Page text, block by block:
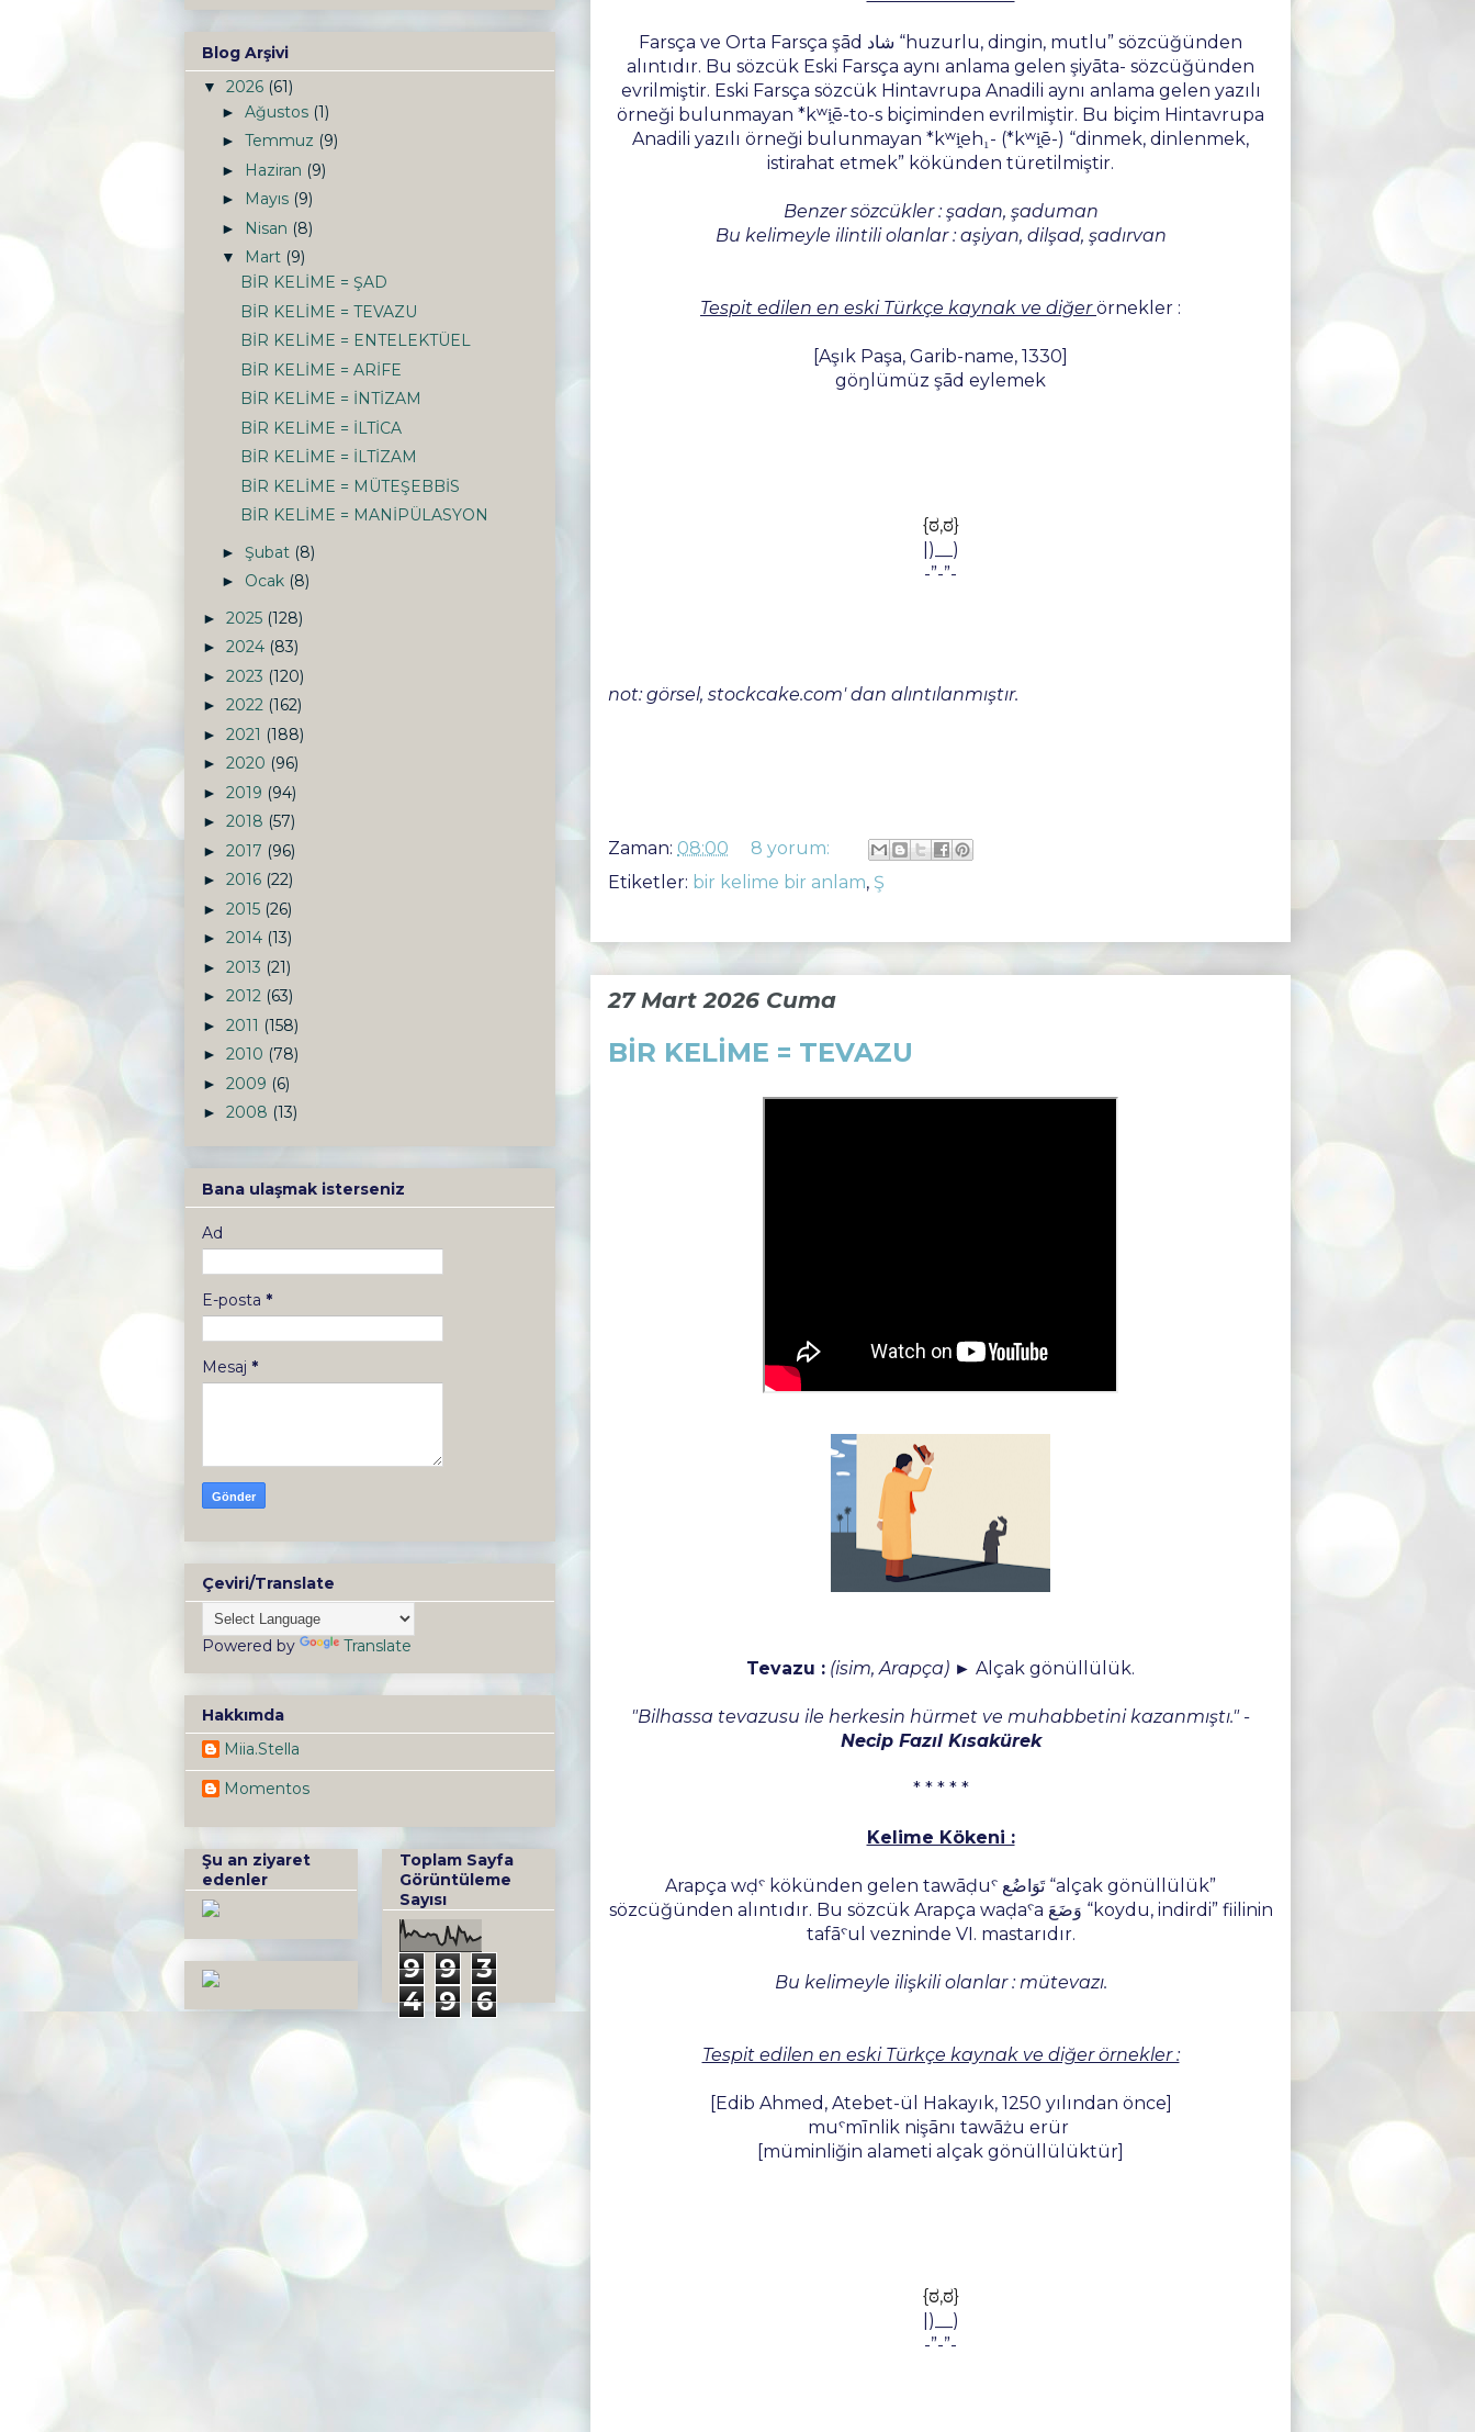
Farsça ve Orta Farsça şād شاد “huzurlu, dingin, mutlu” sözcüğünden
alıntıdır. Bu sözcük Eski Farsça aynı anlama gelen şiyāta- sözcüğünden
evrilmiştir. Eski Farsça sözcük Hintavrupa Anadili aynı anlama gelen yazılı
örneği bulunmayan *kʷi̯ē-to-s biçiminden evrilmiştir. Bu biçim Hintavrupa
Anadili yazılı örneği bulunmayan *kʷi̯eh₁- (*kʷi̯ē-) “dinmek, dinlenmek,
istirahat etmek” kökünden türetilmiştir.
Benzer sözcükler : şadan, şaduman
Bu kelimeyle ilintili olanlar : aşiyan, dilşad, şadırvan
Tespit edilen en eski Türkçe kaynak ve diğerörnekler :
[Aşık Paşa, Garib-name, 1330]
göŋlümüz şād eylemek
{ಠ,ಠ}
|)__)
-”-”-
not: görsel, stockcake.com' dan alıntılanmıştır.
Zaman: 08:00
8 yorum:
Etiketler: bir kelime bir anlam, Ş
27 Mart 2026 Cuma
BİR KELİME = TEVAZU
Tevazu : (isim, Arapça) ► Alçak gönüllülük.
"Bilhassa tevazusu ile herkesin hürmet ve muhabbetini kazanmıştı." -
Necip Fazıl Kısakürek
* * * * *
Kelime Kökeni :
Arapça wḍˁ kökünden gelen tawāḍuˁ تَوَاضُع “alçak gönüllülük”
sözcüğünden alıntıdır. Bu sözcük Arapça waḍaˁa وَضَعَ “koydu, indirdi” fiilinin
tafāˁul vezninde VI. mastarıdır.
Bu kelimeyle ilişkili olanlar : mütevazı.
Tespit edilen en eski Türkçe kaynak ve diğer örnekler :
[Edib Ahmed, Atebet-ül Hakayık, 1250 yılından önce]
muˁmīnlik nişānı tawāżu erür
[müminliğin alameti alçak gönüllülüktür]
{ಠ,ಠ}
|)__)
-”-”-
Blog Arşivi
▼ 2026 (61)
► Ağustos (1)
► Temmuz (9)
► Haziran (9)
► Mayıs (9)
► Nisan (8)
▼ Mart (9)
BİR KELİME = ŞAD
BİR KELİME = TEVAZU
BİR KELİME = ENTELEKTÜEL
BİR KELİME = ARİFE
BİR KELİME = İNTİZAM
BİR KELİME = İLTİCA
BİR KELİME = İLTİZAM
BİR KELİME = MÜTEŞEBBİS
BİR KELİME = MANİPÜLASYON
► Şubat (8)
► Ocak (8)
► 2025 (128)
► 2024 (83)
► 2023 (120)
► 2022 (162)
► 2021 (188)
► 2020 (96)
► 2019 (94)
► 2018 (57)
► 2017 (96)
► 2016 (22)
► 2015 (26)
► 2014 (13)
► 2013 (21)
► 2012 (63)
► 2011 (158)
► 2010 (78)
► 2009 (6)
► 2008 (13)
Bana ulaşmak isterseniz
Ad
E-posta *
Mesaj *
Çeviri/Translate
Powered by Translate
Hakkımda
Miia.Stella
Momentos
Şu an ziyaret
edenler
Toplam Sayfa
Görüntüleme
Sayısı
9 9
3
4 9 6